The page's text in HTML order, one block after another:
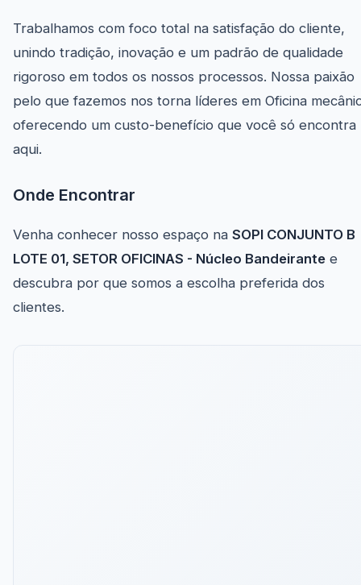
Trabalhamos com foco total na satisfação do cliente,
unindo tradição, inovação e um padrão de qualidade
rigoroso em todos os nossos processos. Nossa paixão
pelo que fazemos nos torna líderes em Oficina
oferecendo um custo-benefício que você só encontra
aqui.
Onde Encontrar
Venha conhecer nosso espaço na SOPI CONJUNTO B
LOTE 01, SETOR OFICINAS - Núcleo Bandeirante e
descubra por que somos a escolha preferida dos
clientes.